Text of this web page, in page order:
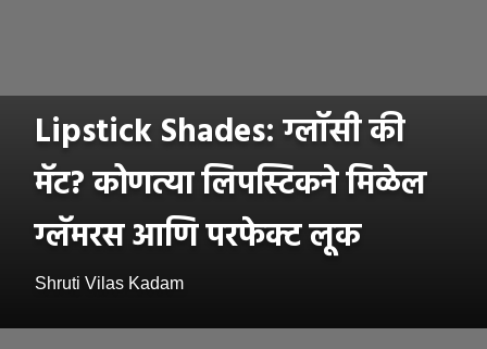
Lipstick Shades: ग्लॉसी की
मॅट? कोणत्या लिपस्टिकने मिळेल
ग्लॅमरस आणि परफेक्ट लूक
Shruti Vilas Kadam